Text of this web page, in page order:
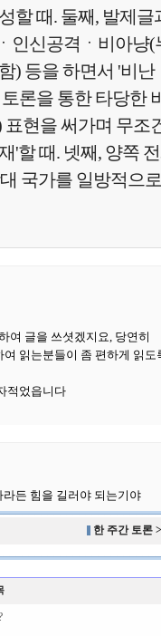
할 때. 둘째, 발제
인신공격ㆍ비아냥
) 등을 하면서 '비
론을 통한 타당한
표현을 써가며 무조
'할 때. 넷째, 양쪽
국가를 일방적으
여 글을 쓰셧겠지요, 당연히
읽는분들이 좀 편하게 읽
적었읍니다
든 힘을 길러야 되는기야
한 주간 토론